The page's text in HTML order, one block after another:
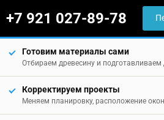
+7 921 027-89-78
Готовим материалы сами
Отбираем древесину и
Корректируем проекты
Меняем планировку, расположение